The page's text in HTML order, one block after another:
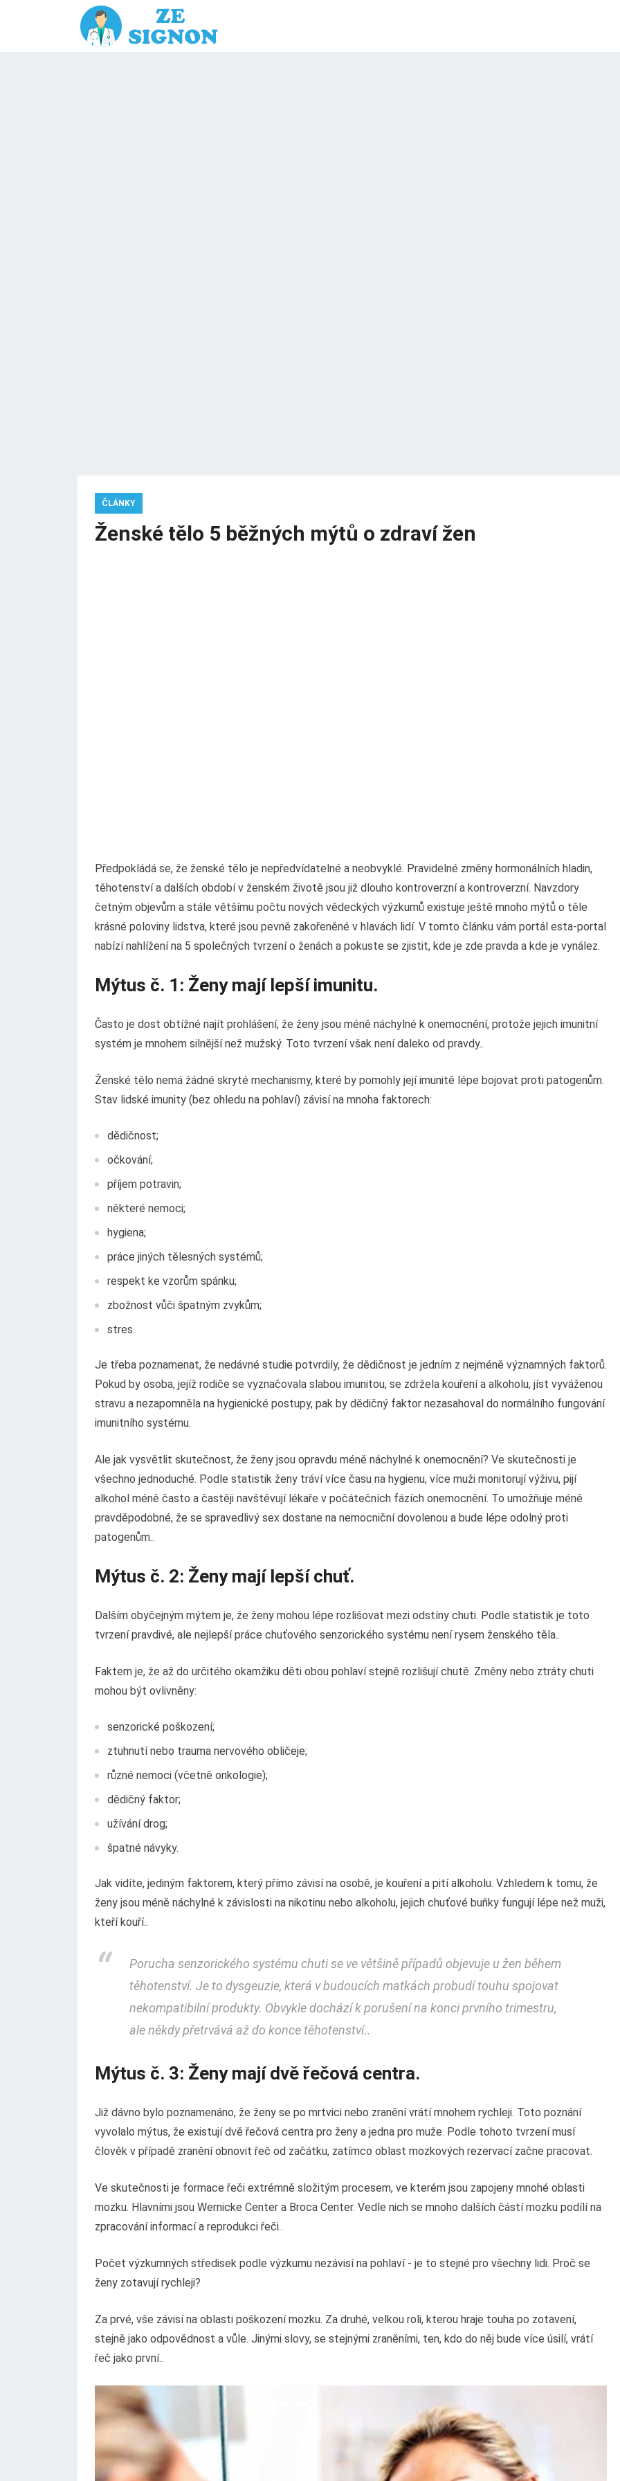
ČLÁNKY
Ženské tělo 5 běžných mýtů o zdraví žen
Předpokládá se, že ženské tělo je nepředvídatelné a neobvyklé. Pravidelné změny hormonálních hladin,
těhotenství a dalších období v ženském životě jsou již dlouho kontroverzní a kontroverzní. Navzdory
četným objevům a stále většímu počtu nových vědeckých výzkumů existuje ještě mnoho mýtů o těle
krásné poloviny lidstva, které jsou pevně zakořeněné v hlavách lidí. V tomto článku vám portál esta-portal
nabízí nahlížení na 5 společných tvrzení o ženách a pokuste se zjistit, kde je zde pravda a kde je vynález.
Mýtus č. 1: Ženy mají lepší imunitu.
Často je dost obtížné najít prohlášení, že ženy jsou méně náchylné k onemocnění, protože jejich imunitní
systém je mnohem silnější než mužský. Toto tvrzení však není daleko od pravdy..
Ženské tělo nemá žádné skryté mechanismy, které by pomohly její imunitě lépe bojovat proti patogenům.
Stav lidské imunity (bez ohledu na pohlaví) závisí na mnoha faktorech:
dědičnost;
očkování;
příjem potravin;
některé nemoci;
hygiena;
práce jiných tělesných systémů;
respekt ke vzorům spánku;
zbožnost vůči špatným zvykům;
stres.
Je třeba poznamenat, že nedávné studie potvrdily, že dědičnost je jedním z nejméně významných faktorů.
Pokud by osoba, jejíž rodiče se vyznačovala slabou imunitou, se zdržela kouření a alkoholu, jíst vyváženou
stravu a nezapomněla na hygienické postupy, pak by dědičný faktor nezasahoval do normálního fungování
imunitního systému.
Ale jak vysvětlit skutečnost, že ženy jsou opravdu méně náchylné k onemocnění? Ve skutečnosti je
všechno jednoduché. Podle statistik ženy tráví více času na hygienu, více muži monitorují výživu, pijí
alkohol méně často a častěji navštěvují lékaře v počátečních fázích onemocnění. To umožňuje méně
pravděpodobné, že se spravedlivý sex dostane na nemocniční dovolenou a bude lépe odolný proti
patogenům..
Mýtus č. 2: Ženy mají lepší chuť.
Dalším obyčejným mýtem je, že ženy mohou lépe rozlišovat mezi odstíny chuti. Podle statistik je toto
tvrzení pravdivé, ale nejlepší práce chuťového senzorického systému není rysem ženského těla..
Faktem je, že až do určitého okamžiku děti obou pohlaví stejně rozlišují chutě. Změny nebo ztráty chuti
mohou být ovlivněny:
senzorické poškození;
ztuhnutí nebo trauma nervového obličeje;
různé nemoci (včetně onkologie);
dědičný faktor;
užívání drog;
špatné návyky.
Jak vidíte, jediným faktorem, který přímo závisí na osobě, je kouření a pití alkoholu. Vzhledem k tomu, že
ženy jsou méně náchylné k závislosti na nikotinu nebo alkoholu, jejich chuťové buňky fungují lépe než muži,
kteří kouří..
Porucha senzorického systému chuti se ve většině případů objevuje u žen během
těhotenství. Je to dysgeuzie, která v budoucích matkách probudí touhu spojovat
nekompatibilní produkty. Obvykle dochází k porušení na konci prvního trimestru,
ale někdy přetrvává až do konce těhotenství..
Mýtus č. 3: Ženy mají dvě řečová centra.
Již dávno bylo poznamenáno, že ženy se po mrtvici nebo zranění vrátí mnohem rychleji. Toto poznání
vyvolalo mýtus, že existují dvě řečová centra pro ženy a jedna pro muže. Podle tohoto tvrzení musí
člověk v případě zranění obnovit řeč od začátku, zatímco oblast mozkových rezervací začne pracovat.
Ve skutečnosti je formace řeči extrémně složitým procesem, ve kterém jsou zapojeny mnohé oblasti
mozku. Hlavními jsou Wernicke Center a Broca Center. Vedle nich se mnoho dalších částí mozku podílí na
zpracování informací a reprodukci řeči..
Počet výzkumných středisek podle výzkumu nezávisí na pohlaví - je to stejné pro všechny lidi. Proč se
ženy zotavují rychleji?
Za prvé, vše závisí na oblasti poškození mozku. Za druhé, velkou roli, kterou hraje touha po zotavení,
stejně jako odpovědnost a vůle. Jinými slovy, se stejnými zraněními, ten, kdo do něj bude více úsilí, vrátí
řeč jako první..